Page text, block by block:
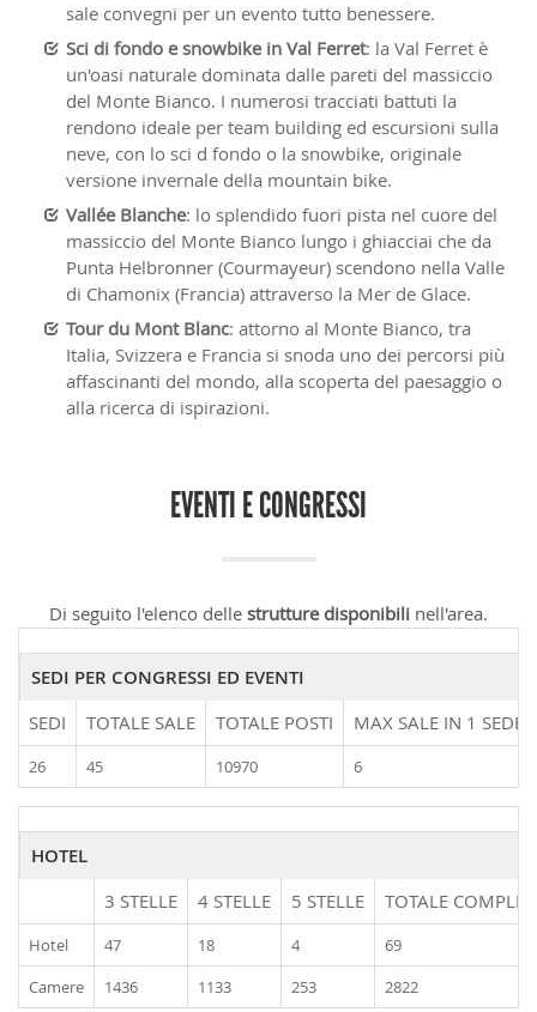
sale convegni per un evento tutto benessere.
Sci di fondo e snowbike in Val Ferret: la Val Ferret è
un'oasi naturale dominata dalle pareti del massiccio
del Monte Bianco. I numerosi tracciati battuti la
rendono ideale per team building ed escursioni sulla
neve, con lo sci d fondo o la snowbike, originale
versione invernale della mountain bike.
Vallée Blanche: lo splendido fuori pista nel cuore del
massiccio del Monte Bianco lungo i ghiacciai che da
Punta Helbronner (Courmayeur) scendono nella Valle
di Chamonix (Francia) attraverso la Mer de Glace.
Tour du Mont Blanc: attorno al Monte Bianco, tra
Italia, Svizzera e Francia si snoda uno dei percorsi più
affascinanti del mondo, alla scoperta del paesaggio o
alla ricerca di ispirazioni.
EVENTI E CONGRESSI
Di seguito l'elenco delle strutture disponibili nell'area.
SEDI PER CONGRESSI ED EVENTI
SEDI TOTALE SALE TOTALE POSTI MAX SALE IN 1 SEDE
26 45 10970 6
HOTEL
3 STELLE 4 STELLE 5 STELLE TOTALE
Hotel 47 18 4
69
Camere
1436 1133 253 2822